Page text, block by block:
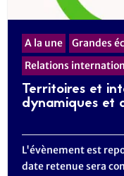
A la une
Grandes
Relations
Territoires et
dynamiques et
L'évènement est
date retenue sera